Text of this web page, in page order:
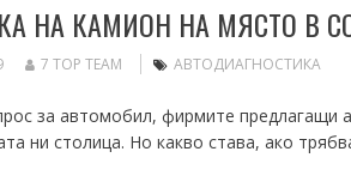
НА КАМИОН НА МЯСТО В
7 TOP TEAM АВТОДИАГНОСТИКА
за автомобил, фирмите предлагащи
ни столица. Но какво става, ако